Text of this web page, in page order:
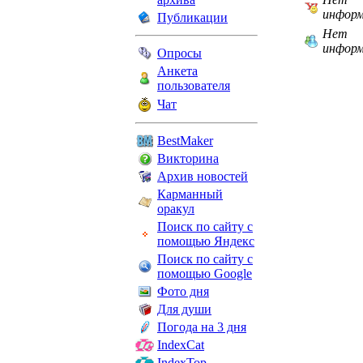
Публикации
Опросы
Анкета
пользователя
Чат
BestMaker
Викторина
Архив новостей
Карманный
оракул
Поиск по сайту с
помощью Яндекс
Поиск по сайту с
помощью Google
Фото дня
Для души
Погода на 3 дня
IndexCat
Нет